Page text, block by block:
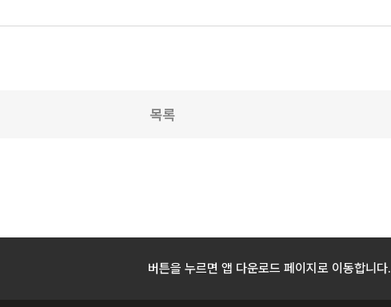
목록
버튼을 누르면 앱 다운로드 페이지로 이동합니다.